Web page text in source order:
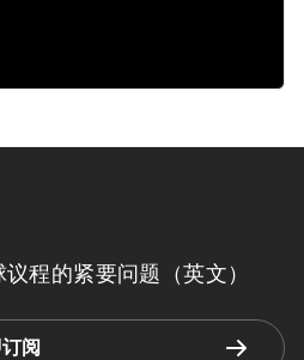
程的紧要问题（英文）
阅